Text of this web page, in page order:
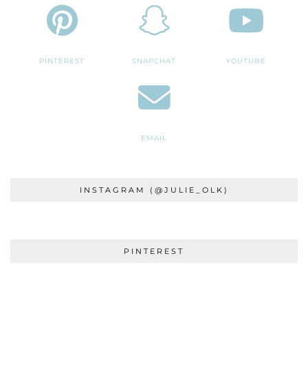
PINTEREST SNAPCHAT YOUTUBE
EMAIL
INSTAGRAM (@JULIE_OLK)
PINTEREST